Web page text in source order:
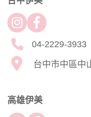
04-2229-3933
台中市中區中
高雄伊美